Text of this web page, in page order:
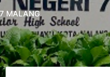
MALANG